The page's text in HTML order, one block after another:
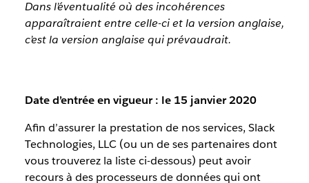
Dans l’éventualité où des incohérences
apparaîtraient entre celle-ci et la version anglaise,
c’est la version anglaise qui prévaudrait.
Date d’entrée en vigueur : le 15 janvier 2020
Afin d’assurer la prestation de nos services, Slack
Technologies, LLC (ou un de ses partenaires dont
vous trouverez la liste ci-dessous) peut avoir
recours à des processeurs de données qui ont